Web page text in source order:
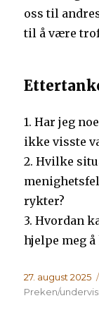
oss til
til å være
1. Har jeg
ikke visste
2. Hvilke
rykter?
3. Hvordan
hjelpe meg
Publisert
27. august 2025
Preken/